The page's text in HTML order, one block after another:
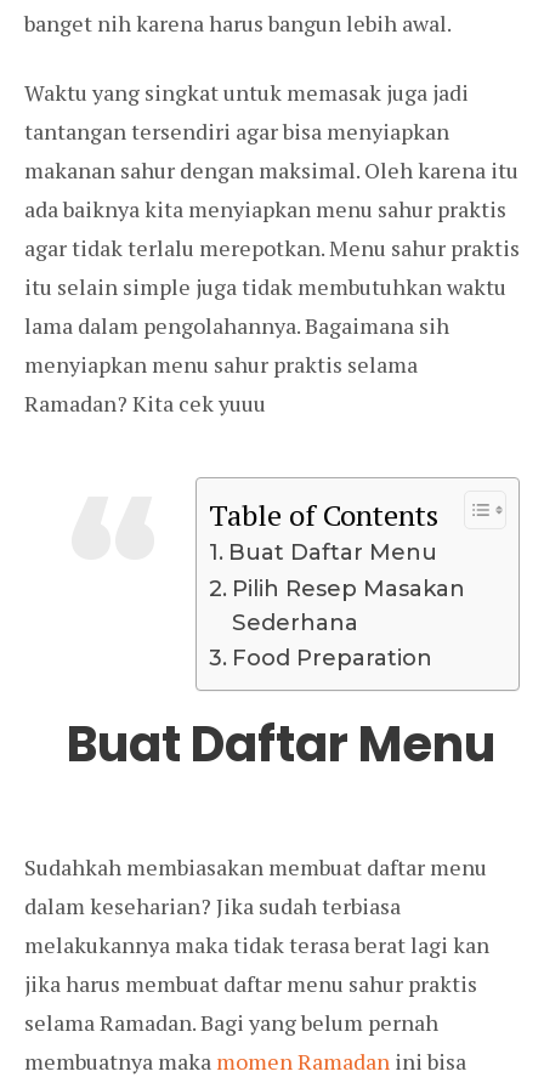
banget nih karena harus bangun lebih awal.
Waktu yang singkat untuk memasak juga jadi
tantangan tersendiri agar bisa menyiapkan
makanan sahur dengan maksimal. Oleh karena itu
ada baiknya kita menyiapkan menu sahur praktis
agar tidak terlalu merepotkan. Menu sahur praktis
itu selain simple juga tidak membutuhkan waktu
lama dalam pengolahannya. Bagaimana sih
menyiapkan menu sahur praktis selama
Ramadan? Kita cek yuuu
Table of Contents
Buat Daftar Menu
Pilih Resep Masakan
Sederhana
Food Preparation
Buat Daftar Menu
Sudahkah membiasakan membuat daftar menu
dalam keseharian? Jika sudah terbiasa
melakukannya maka tidak terasa berat lagi kan
jika harus membuat daftar menu sahur praktis
selama Ramadan. Bagi yang belum pernah
membuatnya maka momen Ramadan ini bisa